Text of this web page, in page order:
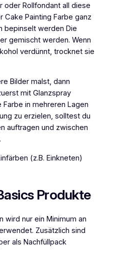
oder Rollfondant all diese
Cake Painting Farbe ganz
bepinselt werden Die
gemischt werden. Wenn
verdünnt, trocknet sie
Bilder malst, dann
mit Glanzspray
in mehreren Lagen
zu erzielen, solltest du
auftragen und zwischen
(z.B. Einkneten)
Produkte
wird nur ein Minimum an
Zusätzlich sind
als Nachfüllpack